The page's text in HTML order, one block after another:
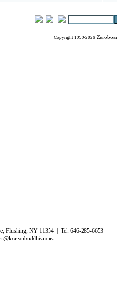
Copyright 1999-2026
Flushing, NY 11354 | Tel. 646-285-6653